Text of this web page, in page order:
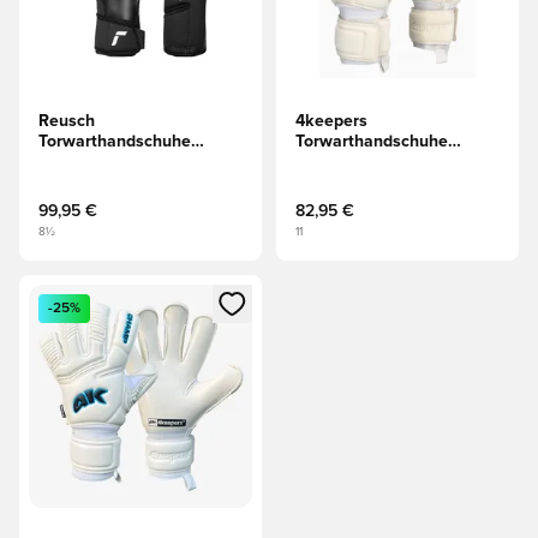
Reusch
Torwarthandschuhe
99,95 €
8½
4keepers
Torwarthandschuhe
82,95 €
11
Öffnet ein neues Fenster zum Anmelden oder Registrieren
-25%